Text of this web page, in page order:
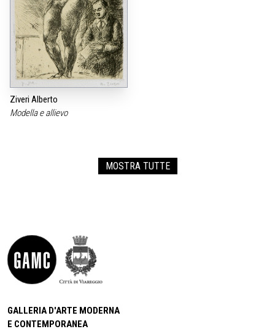
Ziveri Alberto
Modella e allievo
MOSTRA TUTTE
GALLERIA D'ARTE MODERNA
E CONTEMPORANEA